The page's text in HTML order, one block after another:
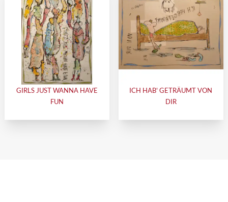
GIRLS JUST WANNA HAVE
FUN
ICH HAB' GETRÄUMT VON
DIR